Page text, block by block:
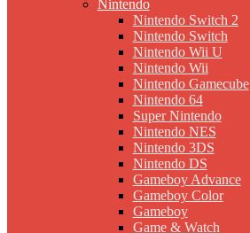
Nintendo
Nintendo Switch 2
Nintendo Switch
Nintendo Wii U
Nintendo Wii
Nintendo Gamecube
Nintendo 64
Super Nintendo
Nintendo NES
Nintendo 3DS
Nintendo DS
Gameboy Advance
Gameboy Color
Gameboy
Game & Watch